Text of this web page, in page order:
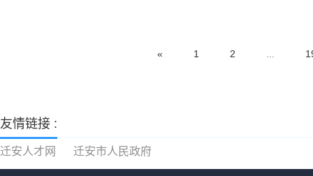
« 1 2
友情链接 :
迁安人才网 迁安市人民政府